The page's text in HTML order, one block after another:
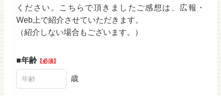
ください。こちらで頂きましたご感想は、広報・
Web上で紹介させていただきます。
（紹介しない場合もございます。）
年齢 必須
歳